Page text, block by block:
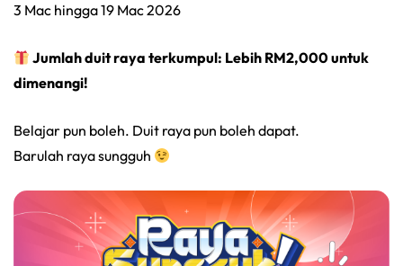
3 Mac hingga 19 Mac 2026
Jumlah duit raya terkumpul: Lebih RM2,000 untuk
dimenangi!
Belajar pun boleh. Duit raya pun boleh dapat.
Barulah raya sungguh